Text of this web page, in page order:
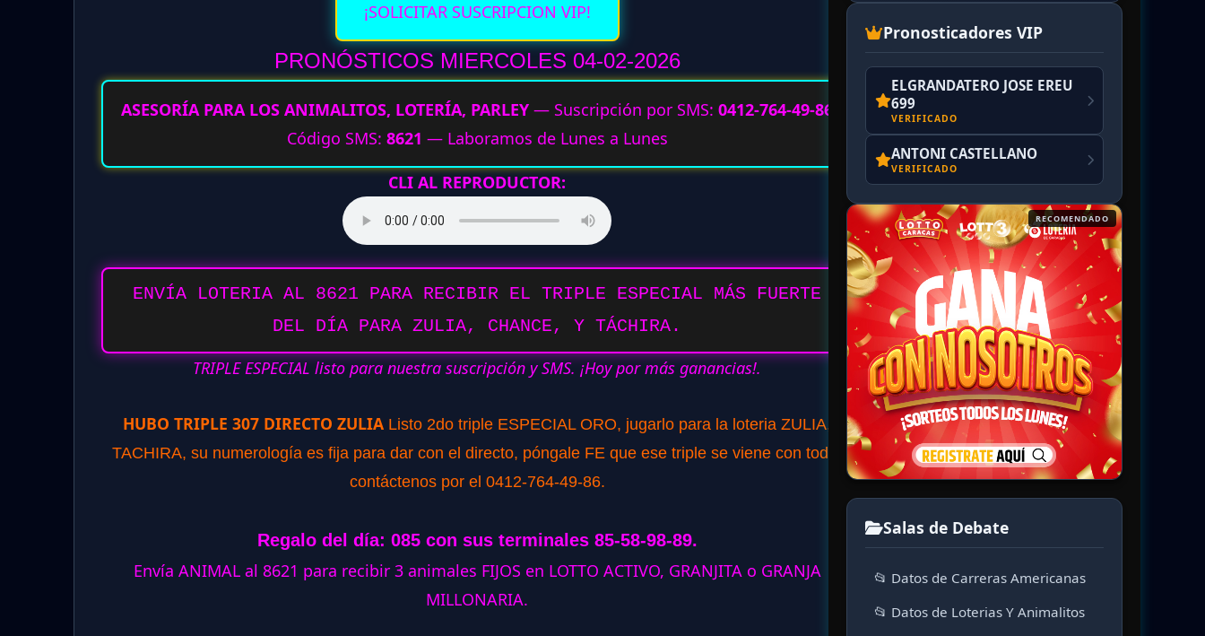
¡SOLICITAR SUSCRIPCION VIP!
PRONÓSTICOS MIERCOLES 04-02-2026
ASESORÍA PARA LOS ANIMALITOS, LOTERÍA, PARLEY — Suscripción por SMS: 0412-764-49-86
Código SMS: 8621 — Laboramos de Lunes a Lunes
CLI AL REPRODUCTOR:
ENVÍA LOTERIA AL 8621 PARA RECIBIR EL TRIPLE ESPECIAL MÁS FUERTE
DEL DÍA PARA ZULIA, CHANCE, Y TÁCHIRA.
TRIPLE ESPECIAL listo para nuestra suscripción y SMS. ¡Hoy por más ganancias!.
HUBO TRIPLE 307 DIRECTO ZULIA Listo 2do triple ESPECIAL ORO, jugarlo para la loteria ZULIA,
TACHIRA, su numerología es fija para dar con el directo, póngale FE que ese triple se viene con todo,
contáctenos por el 0412-764-49-86.
Regalo del día: 085 con sus terminales 85-58-98-89.
Envía ANIMAL al 8621 para recibir 3 animales FIJOS en LOTTO ACTIVO, GRANJITA o GRANJA
MILLONARIA.
Pronosticadores VIP
ELGRANDATERO JOSE EREU
699
VERIFICADO
ANTONI CASTELLANO
VERIFICADO
RECOMENDADO
Salas de Debate
📂 Datos de Carreras Americanas
📂 Datos de Loterias Y Animalitos